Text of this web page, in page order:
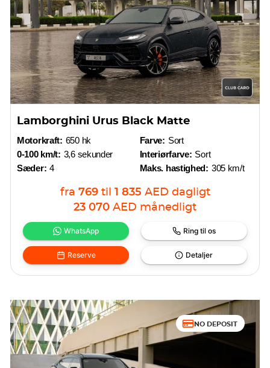
Lamborghini Urus Black Matte
Motorkraft: 650 hk
0-100 km/t: 3,6 sekunder
Sæder: 4
Farve: Sort
Interiørfarve: Sort
Maks. hastighed: 305 km/t
fra 769 til 1 835 AED dagligt
23 070 AED månedligt
WhatsApp Ring til os
Reserve Detaljer
NO DEPOSIT